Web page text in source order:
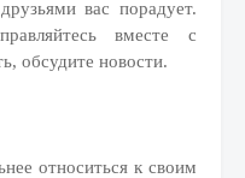
вас порадует.
вместе с
обсудите новости.
относиться к своим